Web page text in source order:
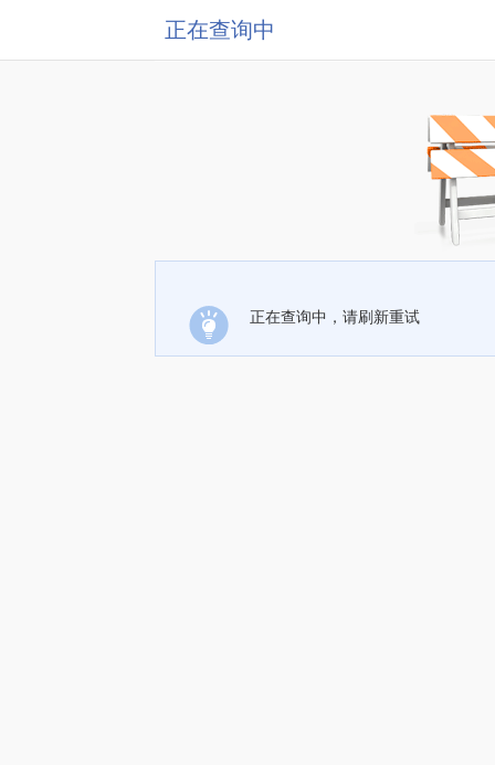
正在查询中
正在查询中，请刷新重试